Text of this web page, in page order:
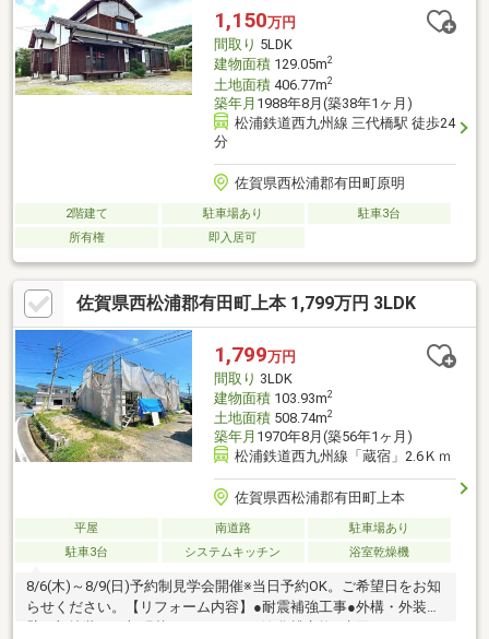
物下なので屋根があります。【周辺環境】・有田中部小学校まで
約70ｍ・スーパーウエスト有田店様まで約600ｍ・マックスバリ
ュ有田店
1,150万円
間取り 5LDK
建物面積129.05m2
土地面積406.77m2
築年月 1988年8月(築38年1ヶ月)
松浦鉄道西九州線 三代橋駅 徒歩24
分
佐賀県西松浦郡有田町原明
2階建て 駐車場あり
駐車3台
所有権
即入居可
佐賀県西松浦郡有田町上本 1,799万円 3LDK
1,799万円
間取り 3LDK
建物面積103.93m2
土地面積508.74m2
築年月 1970年8月(築56年1ヶ月)
松浦鉄道西九州線「蔵宿」2.6Ｋｍ
佐賀県西松浦郡有田町上本
平屋 南道路
駐車場あり
駐車3台
システムキッチン 浴室乾燥機
8/6(木)～8/9(日)予約制見学会開催※当日予約OK。ご希望日をお知
らせください。【リフォーム内容】●耐震補強工事●外構・外装外